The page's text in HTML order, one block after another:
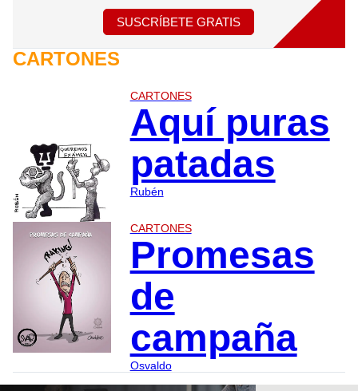
SUSCRÍBETE GRATIS
CARTONES
CARTONES
Aquí puras
patadas
Rubén
CARTONES
Promesas
de
campaña
Osvaldo